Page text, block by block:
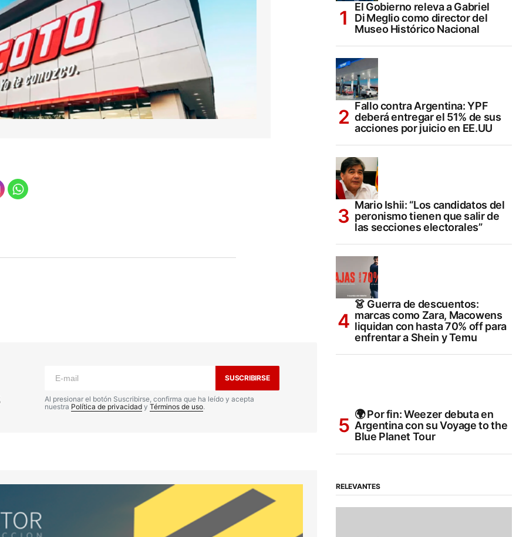
SUSCRIBIRSE
Al presionar el botón Suscribirse, confirma que ha leído y acepta
nuestra Política de privacidad y Términos de uso.
El Gobierno releva a Gabriel
Di Meglio como director del
Museo Histórico Nacional
Fallo contra Argentina: YPF
deberá entregar el 51% de sus
acciones por juicio en EE.UU
Mario Ishii: “Los candidatos del
peronismo tienen que salir de
las secciones electorales”
👗 Guerra de descuentos:
marcas como Zara, Macowens
liquidan con hasta 70% off para
enfrentar a Shein y Temu
🌍 Por fin: Weezer debuta en
Argentina con su Voyage to the
Blue Planet Tour
RELEVANTES